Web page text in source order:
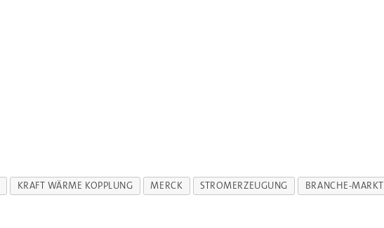
KRAFT WÄRME KOPPLUNG MERCK STROMERZEUGUNG BRANCHE-MARKT